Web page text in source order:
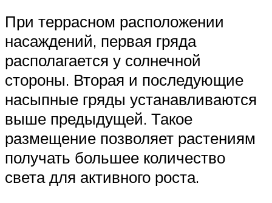
При террасном расположении
насаждений, первая гряда
располагается у солнечной
стороны. Вторая и последующие
насыпные гряды устанавливаются
выше предыдущей. Такое
размещение позволяет растениям
получать большее количество
света для активного роста.